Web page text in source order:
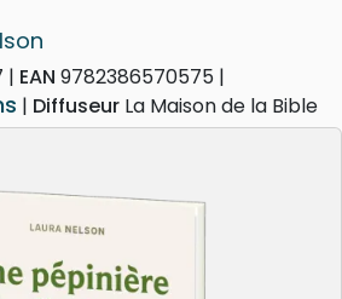
EAN 9782386570575
Diffuseur La Maison de la Bible